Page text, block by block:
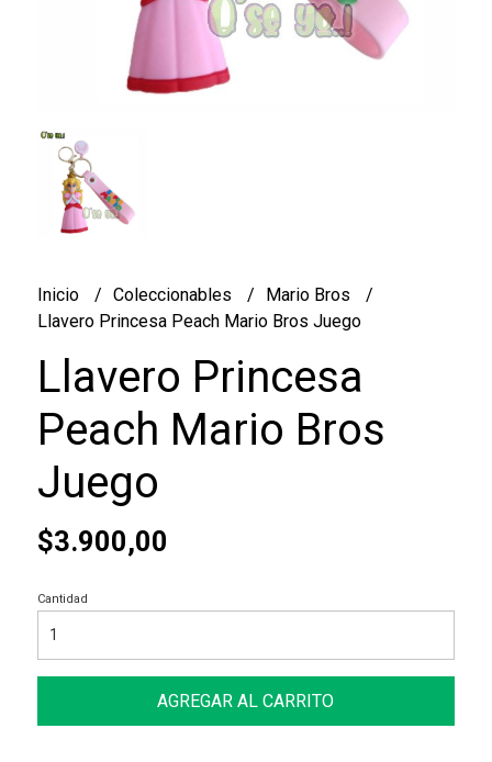
Inicio Coleccionables
Mario Bros
Llavero Princesa Peach Mario Bros Juego
Llavero Princesa
Peach Mario Bros
Juego
$3.900,00
Cantidad
AGREGAR AL CARRITO